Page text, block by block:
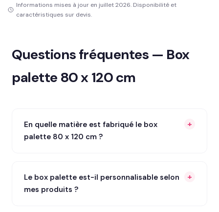
Informations mises à jour en juillet 2026. Disponibilité et
caractéristiques sur devis.
Questions fréquentes — Box
palette 80 x 120 cm
En quelle matière est fabriqué le box
palette 80 x 120 cm ?
Le box palette est-il personnalisable selon
mes produits ?